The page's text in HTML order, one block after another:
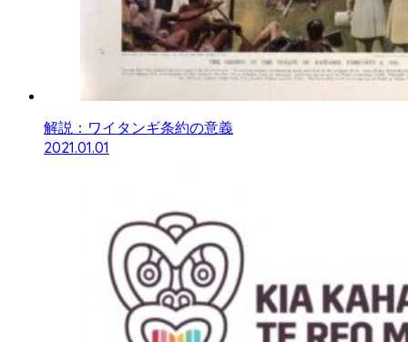
解説：ワイタンギ条約の意義
2021.01.01